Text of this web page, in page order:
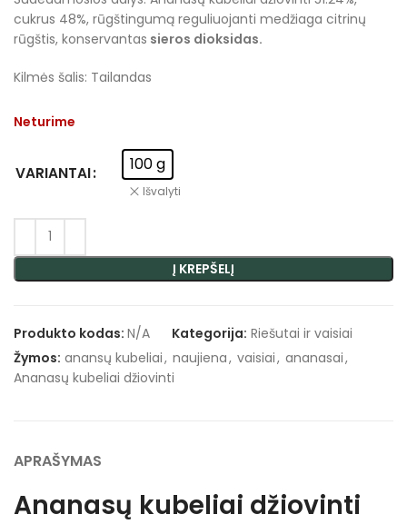
cukrus 48%, rūgštingumą reguliuojanti medžiaga citrinų
rūgštis, konservantas sieros dioksidas.
Kilmės šalis: Tailandas
Neturime
VARIANTAI 100 g
Išvalyti
Į KREPŠELĮ
Produkto kodas: N/A Kategorija: Riešutai ir vaisiai
Žymos: anansų kubeliai, naujiena, vaisiai, ananasai,
Ananasų kubeliai džiovinti
APRAŠYMAS
Ananasų kubeliai džiovinti